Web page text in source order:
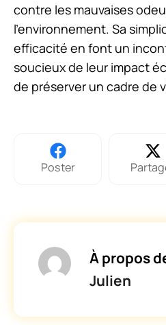
contre les mauvaises
l’environnement. Sa
efficacité en font un
soucieux de leur impact
de préserver un cadre de
Poster
À propos
Julien